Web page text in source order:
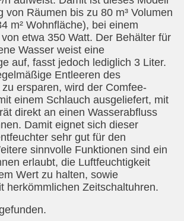
von Räumen bis zu 80 m³ Volumen
m² Wohnfläche), bei einem
etwa 350 Watt. Der Behälter für
Wasser weist eine
auf, fasst jedoch lediglich 3 Liter.
Entleeren des
ersparen, wird der Comfee-
einem Schlauch ausgeliefert, mit
direkt an einen Wasserabfluss
Damit eignet sich dieser
sehr gut für den
sinnvolle Funktionen sind ein
erlaubt, die Luftfeuchtigkeit
Wert zu halten, sowie
herkömmlichen Zeitschaltuhren.